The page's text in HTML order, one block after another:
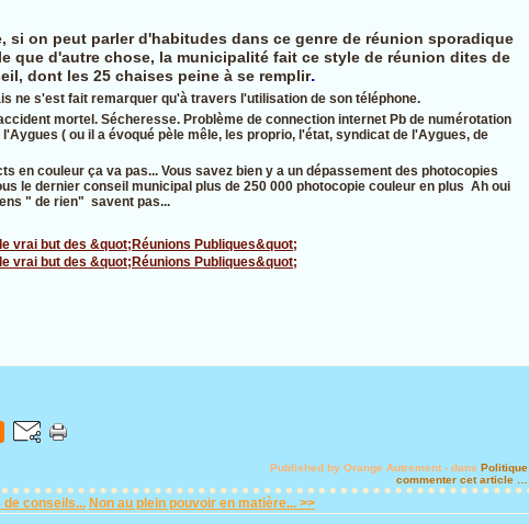
si on peut parler d'habitudes dans ce genre de réunion sporadique
que d'autre chose, la municipalité fait ce style de réunion dites de
dont les 25 chaises peine à se remplir.
ne s'est fait remarquer qu'à travers l'utilisation de son téléphone.
mortel. Sécheresse. Problème de connection internet Pb de numérotation
( ou il a évoqué pèle mêle, les proprio, l'état, syndicat de l'Aygues, de
en couleur ça va pas... Vous savez bien y a un dépassement des photocopies
le dernier conseil municipal plus de 250 000 photocopie couleur en plus Ah oui
" de rien" savent pas...
Published by Orange Autrement - dansPolitique
commenter cet article
de conseils... Non au plein pouvoir en matière... >>